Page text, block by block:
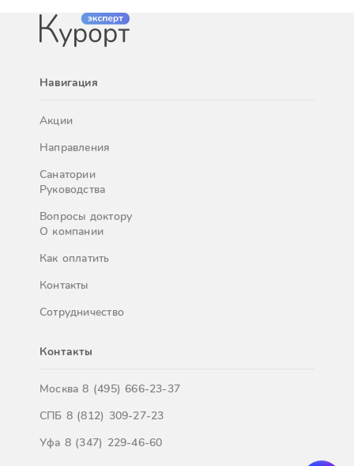
Навигация
Акции
Направления
Санатории
Руководства
Вопросы доктору
О компании
Как оплатить
Контакты
Сотрудничество
Контакты
Москва8 (495) 666-23-37
СПБ 8 (812) 309-27-23
Уфа 8 (347) 229-46-60